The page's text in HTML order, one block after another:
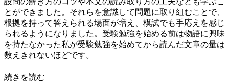
とができました。それらを意識して問題に取り組むことで、
根拠を持って答えられる場面が増え、模試でも手応えを感じ
られるようになりました。受験勉強を始める前は物語に興味
を持たなかった私が受験勉強を始めてから読んだ文章の量は
数えきれないほどです。
続きを読む